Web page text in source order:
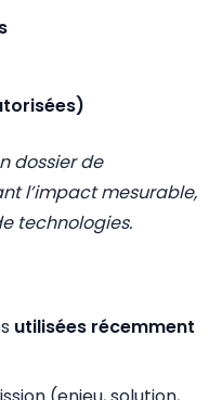
dossier de
l’impact mesurable,
technologies.
utilisées récemment